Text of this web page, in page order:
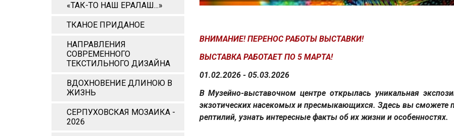
«ТАК-ТО НАШ ЕРАЛАШ...»
ТКАНОЕ ПРИДАНОЕ
НАПРАВЛЕНИЯ
СОВРЕМЕННОГО
ТЕКСТИЛЬНОГО ДИЗАЙНА
ВДОХНОВЕНИЕ ДЛИНОЮ В
ЖИЗНЬ
СЕРПУХОВСКАЯ МОЗАИКА -
2026
ВНИМАНИЕ! ПЕРЕНОС РАБОТЫ ВЫСТАВКИ!
ВЫСТАВКА РАБОТАЕТ ПО 5 МАРТА!
01.02.2026 - 05.03.2026
В Музейно-выставочном центре открылась уникальная
экзотических насекомых и пресмыкающихся. Здесь вы сможете
рептилий, узнать интересные факты об их жизни и особенностях.